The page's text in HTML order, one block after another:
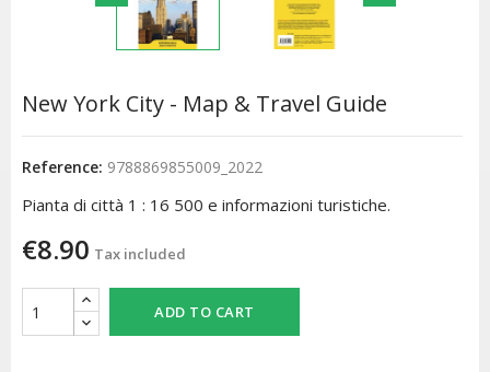
New York City - Map & Travel Guide
Reference: 9788869855009_2022
Pianta di città 1 : 16 500 e informazioni turistiche.
€8.90 Tax included
ADD TO CART